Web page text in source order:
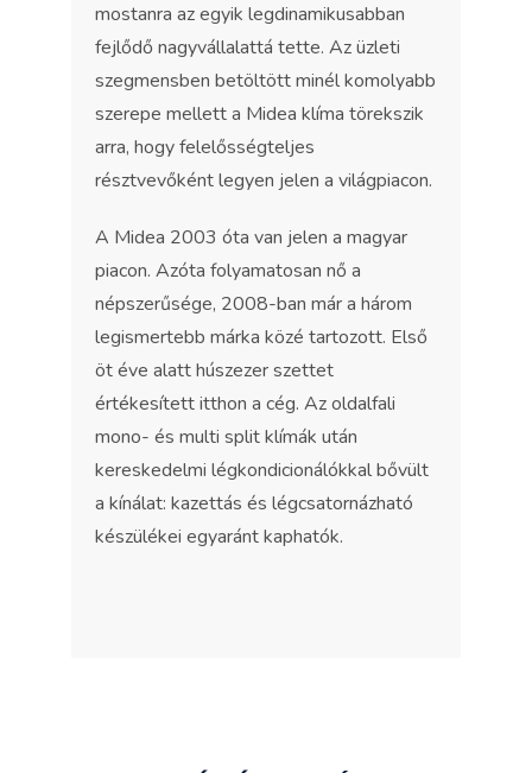
mostanra az egyik legdinamikusabban
fejlődő nagyvállalattá tette. Az üzleti
szegmensben betöltött minél komolyabb
szerepe mellett a Midea klíma törekszik
arra, hogy felelősségteljes
résztvevőként legyen jelen a világpiacon.
A Midea 2003 óta van jelen a magyar
piacon. Azóta folyamatosan nő a
népszerűsége, 2008-ban már a három
legismertebb márka közé tartozott. Első
öt éve alatt húszezer szettet
értékesített itthon a cég. Az oldalfali
mono- és multi split klímák után
kereskedelmi légkondicionálókkal bővült
a kínálat: kazettás és légcsatornázható
készülékei egyaránt kaphatók.